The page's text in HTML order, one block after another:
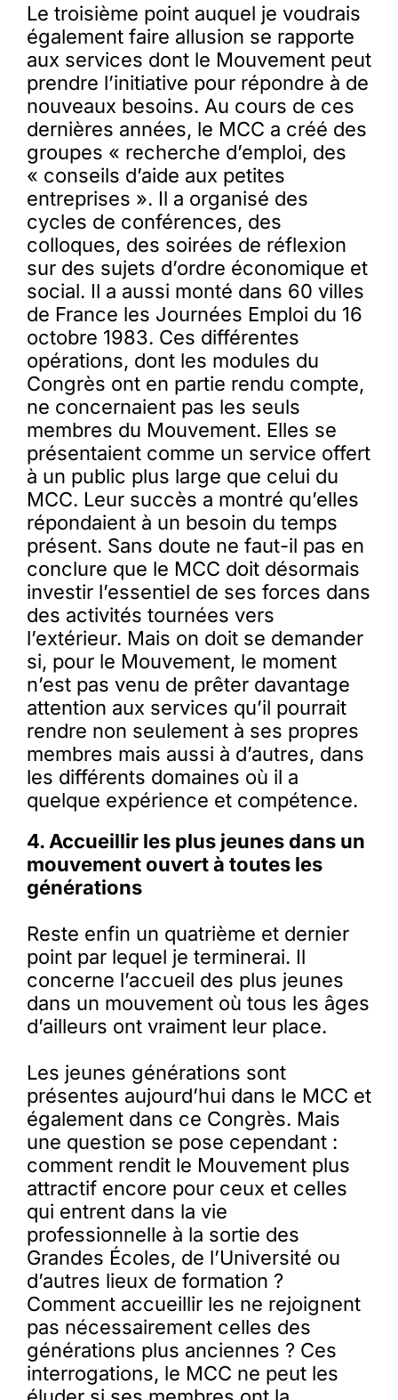
Le troisième point auquel je voudrais
également faire allusion se rapporte
aux services dont le Mouvement peut
prendre l’initiative pour répondre à de
nouveaux besoins. Au cours de ces
dernières années, le MCC a créé des
groupes « recherche d’emploi, des
« conseils d’aide aux petites
entreprises ». Il a organisé des
cycles de conférences, des
colloques, des soirées de réflexion
sur des sujets d’ordre économique et
social. Il a aussi monté dans 60 villes
de France les Journées Emploi du 16
octobre 1983. Ces différentes
opérations, dont les modules du
Congrès ont en partie rendu compte,
ne concernaient pas les seuls
membres du Mouvement. Elles se
présentaient comme un service offert
à un public plus large que celui du
MCC. Leur succès a montré qu’elles
répondaient à un besoin du temps
présent. Sans doute ne faut-il pas en
conclure que le MCC doit désormais
investir l’essentiel de ses forces dans
des activités tournées vers
l’extérieur. Mais on doit se demander
si, pour le Mouvement, le moment
n’est pas venu de prêter davantage
attention aux services qu’il pourrait
rendre non seulement à ses propres
membres mais aussi à d’autres, dans
les différents domaines où il a
quelque expérience et compétence.
4. Accueillir les plus jeunes dans un
mouvement ouvert à toutes les
générations
Reste enfin un quatrième et dernier
point par lequel je terminerai. Il
concerne l’accueil des plus jeunes
dans un mouvement où tous les âges
d’ailleurs ont vraiment leur place.
Les jeunes générations sont
présentes aujourd’hui dans le MCC et
également dans ce Congrès. Mais
une question se pose cependant :
comment rendit le Mouvement plus
attractif encore pour ceux et celles
qui entrent dans la vie
professionnelle à la sortie des
Grandes Écoles, de l’Université ou
d’autres lieux de formation ?
Comment accueillir les ne rejoignent
pas nécessairement celles des
générations plus anciennes ? Ces
interrogations, le MCC ne peut les